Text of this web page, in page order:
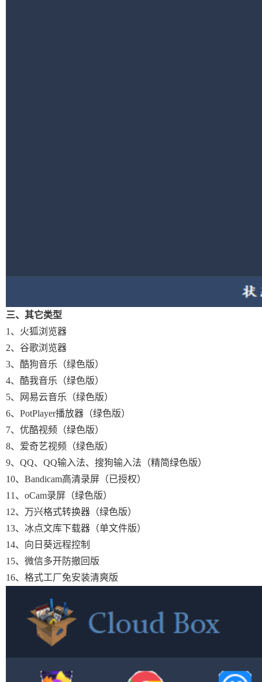
三、其它类型
1、火狐浏览器
2、谷歌浏览器
3、酷狗音乐（绿色版）
4、酷我音乐（绿色版）
5、网易云音乐（绿色版）
6、PotPlayer播放器（绿色版）
7、优酷视频（绿色版）
8、爱奇艺视频（绿色版）
9、QQ、QQ输入法、搜狗输入法（精简绿色版）
10、Bandicam高清录屏（已授权）
11、oCam录屏（绿色版）
12、万兴格式转换器（绿色版）
13、冰点文库下载器（单文件版）
14、向日葵远程控制
15、微信多开防撤回版
16、格式工厂免安装清爽版